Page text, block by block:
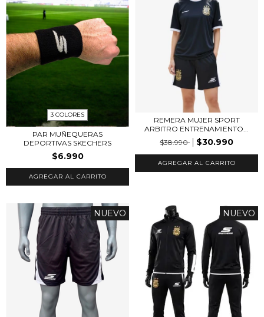
3 COLORES
PAR MUÑEQUERAS
DEPORTIVAS SKECHERS
$6.990
AGREGAR AL CARRITO
REMERA MUJER SPORT
ARBITRO ENTRENAMIENTO...
$38.990
$30.990
AGREGAR AL CARRITO
NUEVO NUEVO